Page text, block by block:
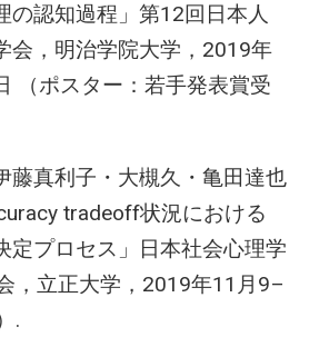
の認知過程」第12回日本人
会，明治学院大学，2019年
（ポスター：若手発表賞受
藤真利子・大槻久・亀田達也
tradeoff状況における
定プロセス」日本社会心理学
，立正大学，2019年11月9–
.